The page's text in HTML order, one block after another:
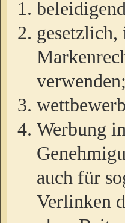
gesetzlich,
verwenden;
Werbung
auch für
Verlinken